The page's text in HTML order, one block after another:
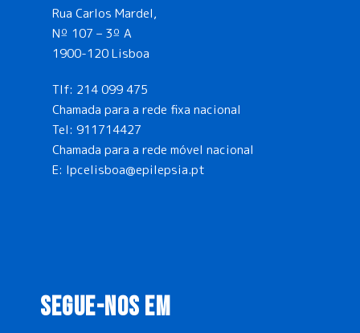
Rua Carlos Mardel,
Nº 107 – 3º A
1900-120 Lisboa
Tlf: 214 099 475
Chamada para a rede fixa nacional
Tel: 911714427
Chamada para a rede móvel nacional
E: lpcelisboa@epilepsia.pt
SEGUE-NOS EM